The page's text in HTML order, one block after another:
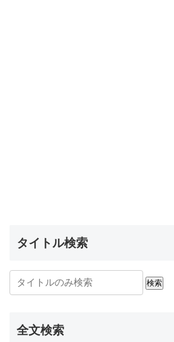
タイトル検索
検索
全文検索